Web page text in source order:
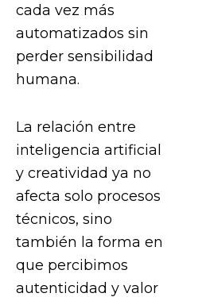
cada vez más
automatizados sin
perder sensibilidad
humana.
La relación entre
inteligencia artificial
y creatividad ya no
afecta solo procesos
técnicos, sino
también la forma en
que percibimos
autenticidad y valor